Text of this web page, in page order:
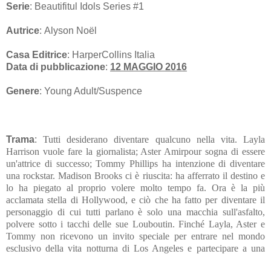
Serie: Beautifitul Idols Series #1
Autrice: Alyson Noël
Casa Editrice: HarperCollins Italia
Data di pubblicazione: 12 MAGGIO 2016
Genere: Young Adult/Suspence
Trama:Tutti desiderano diventare qualcuno nella vita. Layla
Harrison vuole fare la giornalista; Aster Amirpour sogna di essere
un'attrice di successo; Tommy Phillips ha intenzione di diventare
una rockstar. Madison Brooks ci è riuscita: ha afferrato il destino e
lo ha piegato al proprio volere molto tempo fa. Ora è la più
acclamata stella di Hollywood, e ciò che ha fatto per diventare il
personaggio di cui tutti parlano è solo una macchia sull'asfalto,
polvere sotto i tacchi delle sue Louboutin. Finché Layla, Aster e
Tommy non ricevono un invito speciale per entrare nel mondo
esclusivo della vita notturna di Los Angeles e partecipare a una